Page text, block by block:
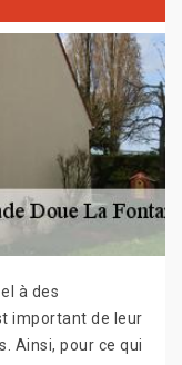
à des
important de leur
Ainsi, pour ce qui